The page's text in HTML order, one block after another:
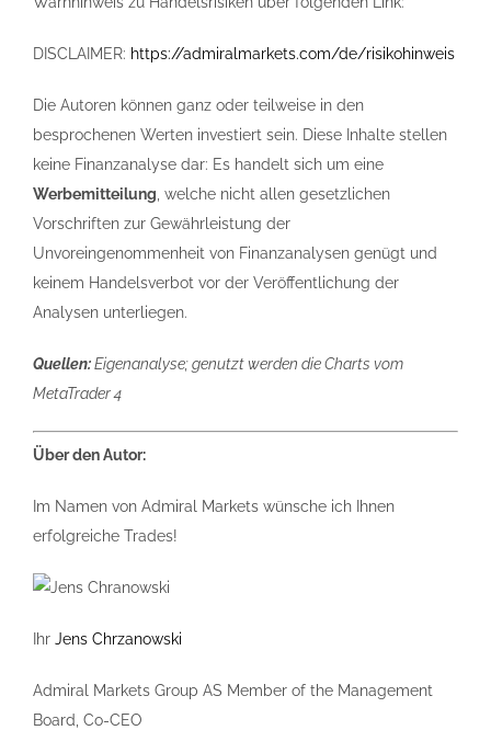
DISCLAIMER: https://admiralmarkets.com/de/risikohinweis
Die Autoren können ganz oder teilweise in den
besprochenen Werten investiert sein. Diese Inhalte stellen
keine Finanzanalyse dar: Es handelt sich um eine
Werbemitteilung , welche nicht allen gesetzlichen
Vorschriften zur Gewährleistung der
Unvoreingenommenheit von Finanzanalysen genügt und
keinem Handelsverbot vor der Veröffentlichung der
Analysen unterliegen.
Quellen:Eigenanalyse; genutzt werden die Charts vom
MetaTrader 4
Über den Autor:
Im Namen von Admiral Markets wünsche ich Ihnen
erfolgreiche Trades!
Ihr Jens Chrzanowski
Admiral Markets Group AS Member of the Management
Board, Co-CEO